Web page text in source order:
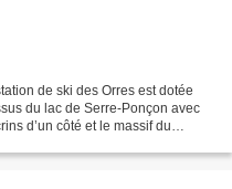
de ski des Orres est dotée
du lac de Serre-Ponçon avec
d’un côté et le massif du